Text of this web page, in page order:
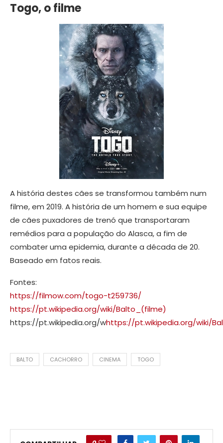
Togo, o filme
A história destes cães se transformou também num
filme, em 2019. A história de um homem e sua equipe
de cães puxadores de trenó que transportaram
remédios para a população do Alasca, a fim de
combater uma epidemia, durante a década de 20.
Baseado em fatos reais.
Fontes:
https://filmow.com/togo-t259736/
https://pt.wikipedia.org/wiki/Balto_(filme)
https://pt.wikipedia.org/whttps://pt.wikipedia.org/wiki/
BALTO CACHORRO CINEMA TOGO